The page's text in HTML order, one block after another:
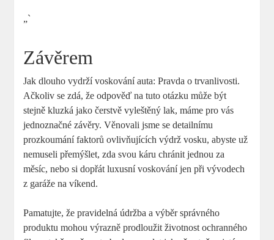
„`
Závěrem
Jak dlouho vydrží voskování⁤ auta: Pravda o trvanlivosti.
Ačkoliv se zdá, že odpověď na ⁢tuto otázku může ‌být
stejně kluzká jako čerstvě vyleštěný⁤ lak, máme ⁤pro vás
jednoznačné závěry. Věnovali jsme se detailnímu
prozkoumání faktorů ovlivňujících výdrž ⁤vosku, ​abyste už
nemuseli přemýšlet,‍ zda svou káru chránit jednou za
měsíc, nebo si dopřát luxusní voskování jen‍ při vývodech
z garáže na víkend.
Pamatujte, že pravidelná údržba ​a výběr správného
produktu mohou výrazně prodloužit životnost ochranného